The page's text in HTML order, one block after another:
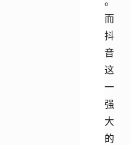
而
抖
音
这
一
强
大
的